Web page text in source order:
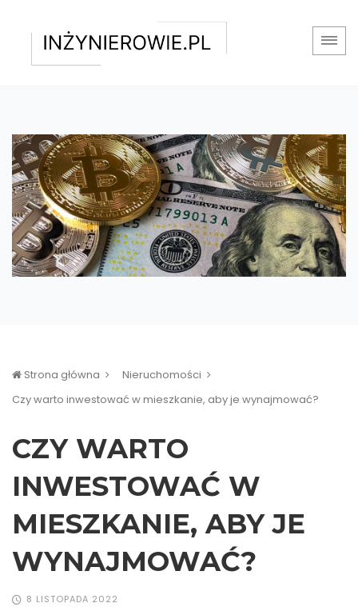
Strona główna
Nieruchomości
Czy warto inwestować w mieszkanie, aby je wynajmować?
CZY WARTO
INWESTOWAĆ W
MIESZKANIE, ABY JE
WYNAJMOWAĆ?
8 LISTOPADA 2022